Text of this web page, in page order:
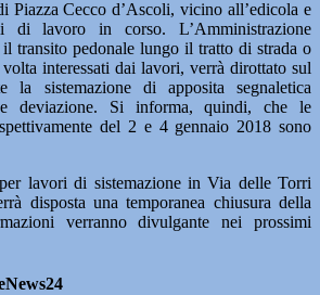
Piazza Cecco d’Ascoli, vicino all’edicola e
di lavoro in corso. L’Amministrazione
il transito pedonale lungo il tratto di strada o
interessati dai lavori, verrà dirottato sul
la sistemazione di apposita segnaletica
deviazione. Si informa, quindi, che le
del 2 e 4 gennaio 2018 sono
lavori di sistemazione in Via delle Torri
disposta una temporanea chiusura della
verranno divulgante nei prossimi